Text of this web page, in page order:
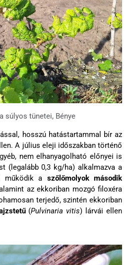
súlyos tünetei, Bénye
hosszú hatástartammal bír az
A július eleji időszakban történő
nem elhanyagolható előnyei is
(legalább 0,3 kg/ha) alkalmazva a
működik a szőlőmolyok második
az ekkoriban mozgó filoxéra
terjedő, szintén ekkoriban
(Pulvinaria vitis) lárvái ellen